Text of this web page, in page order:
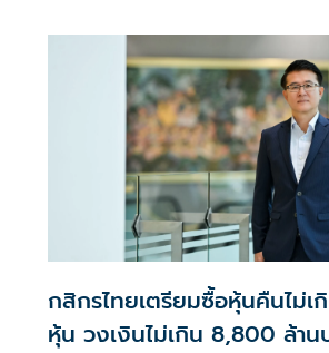
กสิกรไทยเตรียมซื้อหุ้นคืนไม่เ
หุ้น วงเงินไม่เกิน 8,800 ล้าน